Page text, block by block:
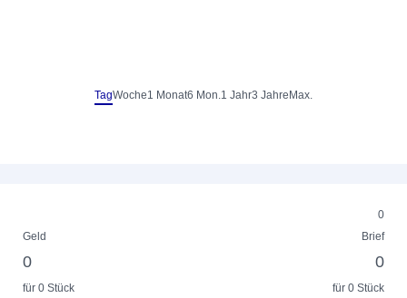
TagWoche1 Monat6 Mon.1 Jahr3 Jahre Max.
0
Geld
Brief
0 0
für 0 Stück
für 0 Stück